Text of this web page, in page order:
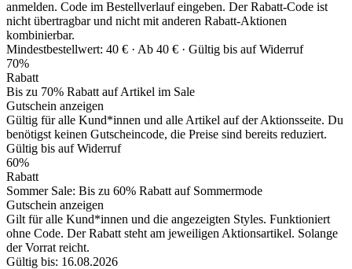
anmelden. Code im Bestellverlauf eingeben. Der Rabatt-Code ist
nicht übertragbar und nicht mit anderen Rabatt-Aktionen
kombinierbar.
Mindestbestellwert: 40 € · Ab 40 € · Gültig bis auf Widerruf
70%
Rabatt
Bis zu 70% Rabatt auf Artikel im Sale
Gutschein anzeigen
Gültig für alle Kund*innen und alle Artikel auf der Aktionsseite. Du
benötigst keinen Gutscheincode, die Preise sind bereits reduziert.
Gültig bis auf Widerruf
60%
Rabatt
Sommer Sale: Bis zu 60% Rabatt auf Sommermode
Gutschein anzeigen
Gilt für alle Kund*innen und die angezeigten Styles. Funktioniert
ohne Code. Der Rabatt steht am jeweiligen Aktionsartikel. Solange
der Vorrat reicht.
Gültig bis: 16.08.2026